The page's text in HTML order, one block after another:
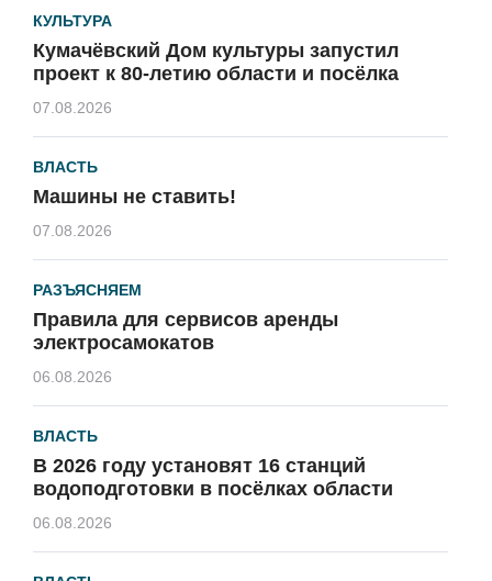
КУЛЬТУРА
Кумачёвский Дом культуры запустил
проект к 80-летию области и посёлка
07.08.2026
ВЛАСТЬ
Машины не ставить!
07.08.2026
РАЗЪЯСНЯЕМ
Правила для сервисов аренды
электросамокатов
06.08.2026
ВЛАСТЬ
В 2026 году установят 16 станций
водоподготовки в посёлках области
06.08.2026